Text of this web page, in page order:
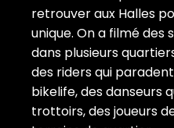
retrouver aux Halles
unique. On a filmé des
dans plusieurs
des riders qui
bikelife, des danseurs
trottoirs, des joueurs